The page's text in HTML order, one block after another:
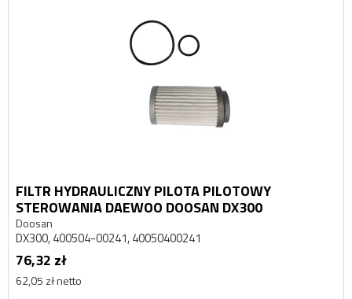
FILTR HYDRAULICZNY PILOTA PILOTOWY
STEROWANIA DAEWOO DOOSAN DX300
Doosan
DX300, 400504-00241, 40050400241
76,32 zł
62,05 zł netto